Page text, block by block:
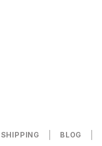
SHIPPING BLOG